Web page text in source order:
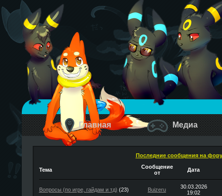
Главная Медиа
Последние сообщения на
Тема
Сообщение
от
Дата
Вопросы (по игре, гайдам и тд) (23) Buizeru
30.03.2026
19:02